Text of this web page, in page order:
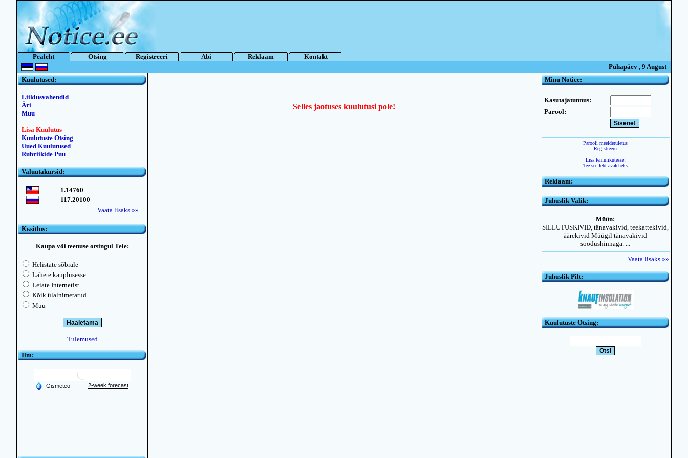
Pealeht Otsing Registreeri Abi Reklaam
Kontakt
Pühapäev , 9 August
Kuulutused:
Liiklusvahendid
Äri
Muu
Lisa Kuulutus
Kuulutuste Otsing
Uued Kuulutused
Rubriikide Puu
Valuutakursid:
1.14760
117.20100
Vaata lisaks »»
Kьsitlus:
Kaupa või teenuse otsingul Teie:
Helistate sõbrale
Lähete kauplusesse
Leiate Internetist
Kõik ülalnimetatud
Muu
Tulemused
Ilm:
Selles jaotuses kuulutusi pole!
Minu Notice:
Kasutajatunnus:
Parool:
Parooli meeldetuletus
Registreeru
Lisa lemmikutesse!
Tee see leht avaleheks
Reklaam:
Juhuslik Valik:
Müün:
SILLUTUSKIVID, tänavakivid, teekattekivid,
äärekivid Müügil tänavakivid
soodushinnaga. ...
Vaata lisaks »»
Juhuslik Pilt:
Kuulutuste Otsing: